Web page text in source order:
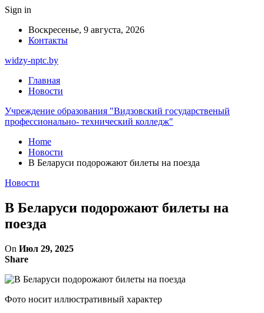
Sign in
Воскресенье, 9 августа, 2026
Контакты
widzy-nptc.by
Главная
Новости
Учреждение образования "Видзовский государственый
профессионально- технический колледж"
Home
Новости
В Беларуси подорожают билеты на поезда
Новости
В Беларуси подорожают билеты на
поезда
On Июл 29, 2025
Share
Фото носит иллюстративный характер